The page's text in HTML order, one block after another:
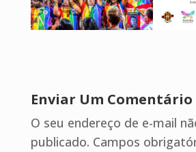
Enviar Um Comentário
O seu endereço de e-mail
publicado. Campos